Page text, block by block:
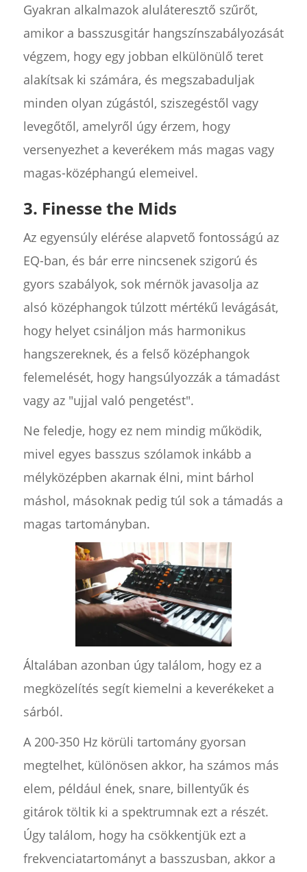
Gyakran alkalmazok aluláteresztő szűrőt,
amikor a basszusgitár hangszínszabályozását
végzem, hogy egy jobban elkülönülő teret
alakítsak ki számára, és megszabaduljak
minden olyan zúgástól, sziszegéstől vagy
levegőtől, amelyről úgy érzem, hogy
versenyezhet a keverékem más magas vagy
magas-középhangú elemeivel.
3. Finesse the Mids
Az egyensúly elérése alapvető fontosságú az
EQ-ban, és bár erre nincsenek szigorú és
gyors szabályok, sok mérnök javasolja az
alsó középhangok túlzott mértékű levágását,
hogy helyet csináljon más harmonikus
hangszereknek, és a felső középhangok
felemelését, hogy hangsúlyozzák a támadást
vagy az "ujjal való pengetést".
Ne feledje, hogy ez nem mindig működik,
mivel egyes basszus szólamok inkább a
mélyközépben akarnak élni, mint bárhol
máshol, másoknak pedig túl sok a támadás a
magas tartományban.
Általában azonban úgy találom, hogy ez a
megközelítés segít kiemelni a keverékeket a
sárból.
A 200-350 Hz körüli tartomány gyorsan
megtelhet, különösen akkor, ha számos más
elem, például ének, snare, billentyűk és
gitárok töltik ki a spektrumnak ezt a részét.
Úgy találom, hogy ha csökkentjük ezt a
frekvenciatartományt a basszusban, akkor a